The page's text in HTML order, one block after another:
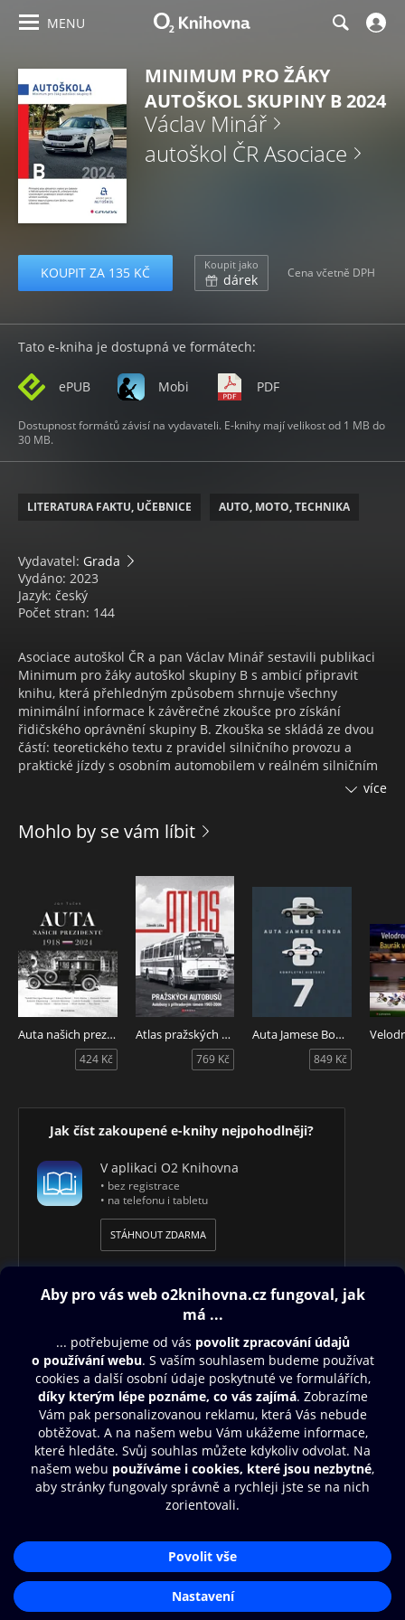
MENU
MINIMUM PRO ŽÁKY
AUTOŠKOL SKUPINY B 2024
Václav Minář
autoškol ČR Asociace
KOUPIT ZA 135 KČ Koupit jako
dárek Cena včetně DPH
Tato e-kniha je dostupná ve formátech:
ePUB Mobi PDF
Dostupnost formátů závisí na vydavateli. E-knihy mají velikost od 1 MB do
30 MB.
LITERATURA FAKTU, UČEBNICE AUTO, MOTO, TECHNIKA
Vydavatel: Grada
Vydáno: 2023
Jazyk: český
Počet stran: 144
Asociace autoškol ČR a pan Václav Minář sestavili publikaci
Minimum pro žáky autoškol skupiny B s ambicí připravit
knihu, která přehledným způsobem shrnuje všechny
minimální informace k závěrečné zkoušce pro získání
řidičského oprávnění skupiny B. Zkouška se skládá ze dvou
částí: teoretického textu z pravidel silničního provozu a
praktické jízdy s osobním automobilem v reálném silničním
vozidla, Seznámení s vozidlem a základem údržby, Zásady
komunikacích, Zdravotnická příprava. Kvalitní příprava na
učebně autoškoly a tato knížka pro individuální přípravu
vám pomohou k úspěšnému vykonání závěrečné zkoušky.
více
Mohlo by se vám líbit
Auta našich prezidentů
424 Kč
Atlas pražských autobusů
769 Kč
Auta Jamese Bonda: Kompletní historie
849 Kč
Jak číst zakoupené e-knihy nejpohodlněji?
V aplikaci O2 Knihovna
• bez registrace
• na telefonu i tabletu
STÁHNOUT ZDARMA
Obsah ke stažení
Moje O2 Knihovna
Další zábava
© O2 Czech Republic a.s.
Přístupnost
Zásady zpracování osobních údajůAplikace O2 Knihovna
Čti a poslouchej své e-knihy a
audioknihy rychleji a pohodlněji.